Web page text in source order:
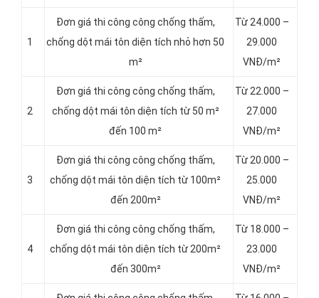
1
Đơn giá thi công công chống thấm,
chống dột mái tôn diện tích nhỏ hơn 50
m²
Từ 24.000 –
29.000
VNĐ/m²
2
Đơn giá thi công công chống thấm,
chống dột mái tôn diện tích từ 50 m²
đến 100 m²
Từ 22.000 –
27.000
VNĐ/m²
3
Đơn giá thi công công chống thấm,
chống dột mái tôn diện tích từ 100m²
đến 200m²
Từ 20.000 –
25.000
VNĐ/m²
4
Đơn giá thi công công chống thấm,
chống dột mái tôn diện tích từ 200m²
đến 300m²
Từ 18.000 –
23.000
VNĐ/m²